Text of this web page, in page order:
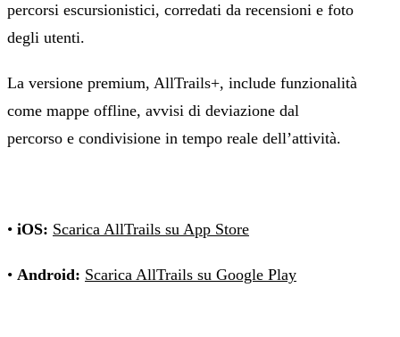
percorsi escursionistici, corredati da recensioni e foto
degli utenti.
La versione premium, AllTrails+, include funzionalità
come mappe offline, avvisi di deviazione dal
percorso e condivisione in tempo reale dell’attività.
• iOS: Scarica AllTrails su App Store
• Android: Scarica AllTrails su Google Play